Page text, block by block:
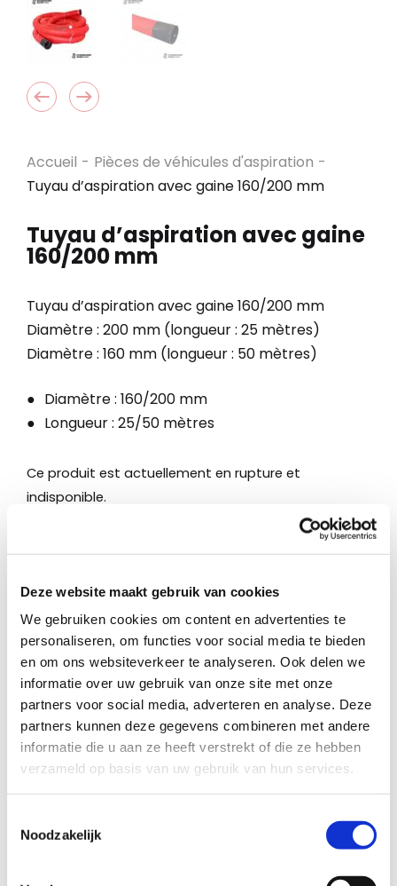
Deze website maakt gebruik van cookies
We gebruiken cookies om content en advertenties te
personaliseren, om functies voor social media te bieden
en om ons websiteverkeer te analyseren. Ook delen we
informatie over uw gebruik van onze site met onze
partners voor social media, adverteren en analyse. Deze
partners kunnen deze gegevens combineren met andere
informatie die u aan ze heeft verstrekt of die ze hebben
verzameld op basis van uw gebruik van hun services.
Noodzakelijk
Accueil - Pièces de véhicules d'aspiration -
Tuyau d’aspiration avec gaine 160/200 mm
Tuyau d’aspiration avec gaine
160/200 mm
Tuyau d’aspiration avec gaine 160/200 mm
Diamètre : 200 mm (longueur : 25 mètres)
Diamètre : 160 mm (longueur : 50 mètres)
Diamètre : 160/200 mm
Longueur : 25/50 mètres
Ce produit est actuellement en rupture et
indisponible.
Description
Tuyau d’aspiration avec gaine
160/200 mm
Diamètre : 200 mm (longueur : 25
mètres)
Diamètre : 160 mm (longueur : 50